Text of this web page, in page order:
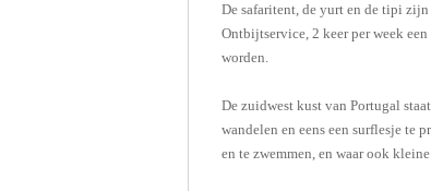
De safaritent, de yurt en de tipi
Ontbijtservice, 2 keer per week
worden.
De zuidwest kust van Portugal
wandelen en eens een surflesje te
en te zwemmen, en waar ook